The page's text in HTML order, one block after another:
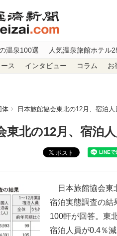
温泉100選 人気温泉旅館ホテル
ス インタビュー コラム お
体 日本旅館協会東北の12月、宿泊
東北の12月、宿泊
ポスト
日本旅館協会東
宿泊実態調査の結
100軒が回答。東
宿泊人員が0.4％